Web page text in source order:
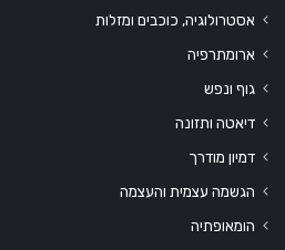
אסטרולוגיה, כוכבים ומזלות
ארומתרפיה
גוף ונפש
דיאטה ותזונה
דמיון מודרך
הגשמה עצמית והעצמה
הומאופתיה